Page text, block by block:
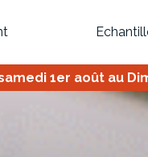
du catalogue
créer le meuble qui
1er août au